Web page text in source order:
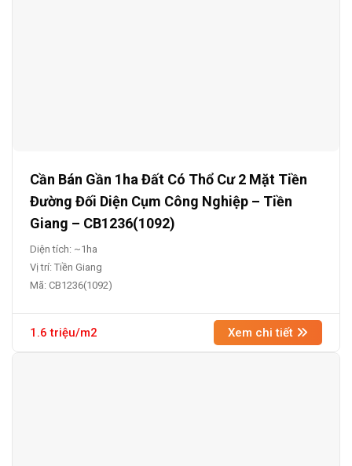
Cần Bán Gần 1ha Đất Có Thổ Cư 2 Mặt Tiền
Đường Đối Diện Cụm Công Nghiệp – Tiền
Giang – CB1236(1092)
Diện tích: ~1ha
Vị trí: Tiền Giang
Mã: CB1236(1092)
1.6 triệu/m2 Xem chi tiết